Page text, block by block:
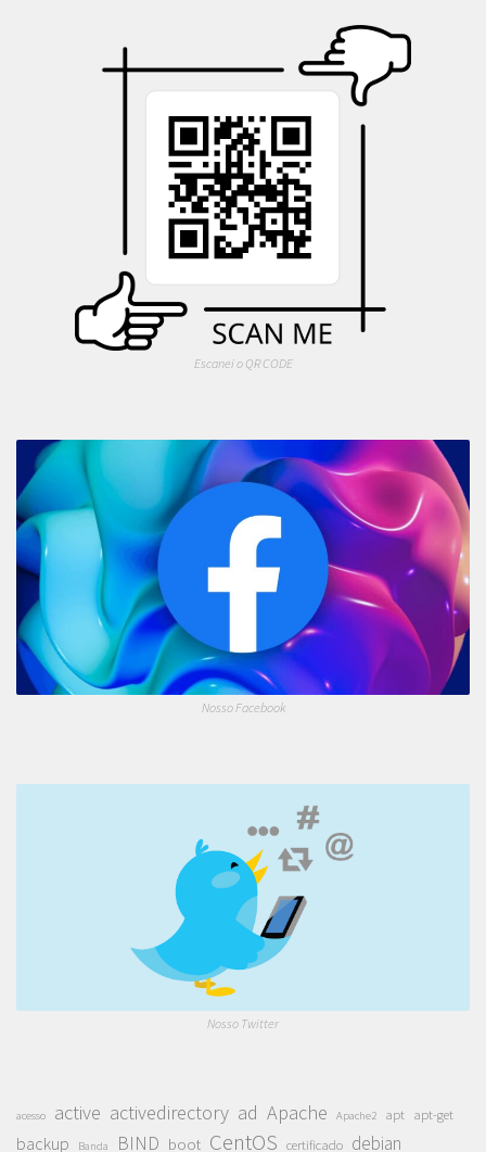
Escanei o QR CODE
Nosso Facebook
Nosso Twitter
acesso active activedirectory ad Apache Apache2 apt apt-get
backup Banda BIND boot CentOS certificado debian